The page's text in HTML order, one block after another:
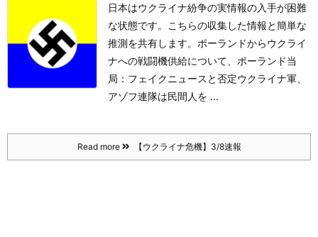
日本はウクライナ紛争の実情報の入手が困難
な状態です。こちらの収集した情報と簡単な
推測を共有します。 ポーランドからウクライ
ナへの戦闘機供給について、ポーランド当
局：フェイクニュースと否定ウクライナ軍、
アゾフ連隊は民間人を ...
Read more 【ウクライナ危機】3/8速報